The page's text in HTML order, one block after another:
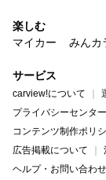
楽しむ
マイカー
みんカ
サービス
carview!について
プライバシーセンター
コンテンツ制作ポリ
広告掲載について
ヘルプ・お問い合わせ